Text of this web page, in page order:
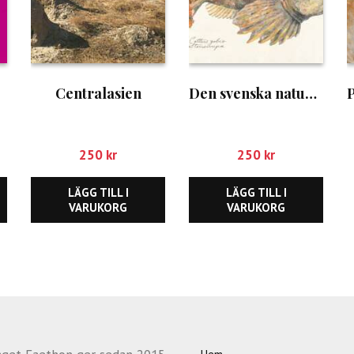
Centralasien
250 kr
LÄGG TILL I
VARUKORG
Den svenska naturessän
250 kr
LÄGG TILL I
VARUKORG